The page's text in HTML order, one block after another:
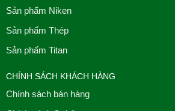
Sản phẩm Niken
Sản phẩm Thép
Sản phẩm Titan
CHÍNH SÁCH KHÁCH HÀNG
Chính sách bán hàng